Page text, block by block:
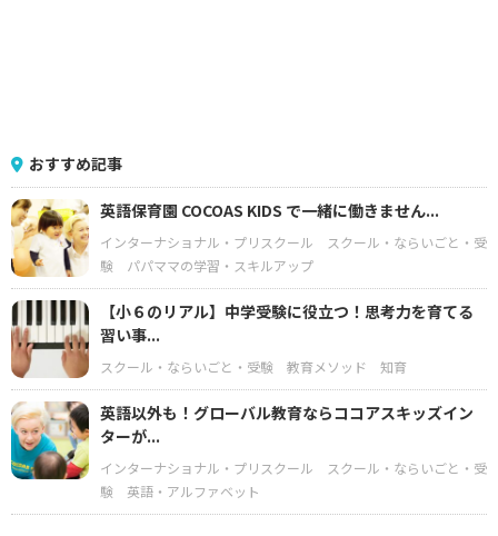
おすすめ記事
英語保育園 COCOAS KIDS で一緒に働きません...
インターナショナル・プリスクール
スクール・ならいごと・受
験
パパママの学習・スキルアップ
【小６のリアル】中学受験に役立つ！思考力を育てる
習い事...
スクール・ならいごと・受験 教育メソッド 知育
英語以外も！グローバル教育ならココアスキッズイン
ターが...
インターナショナル・プリスクール
スクール・ならいごと・受
験
英語・アルファベット